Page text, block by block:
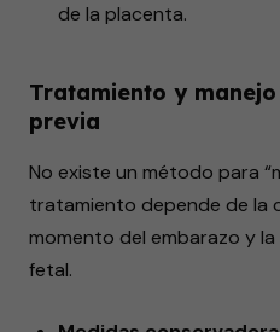
de la placenta.
Tratamiento y
previa
No existe un método para
tratamiento depende de la
momento del embarazo y
fetal.